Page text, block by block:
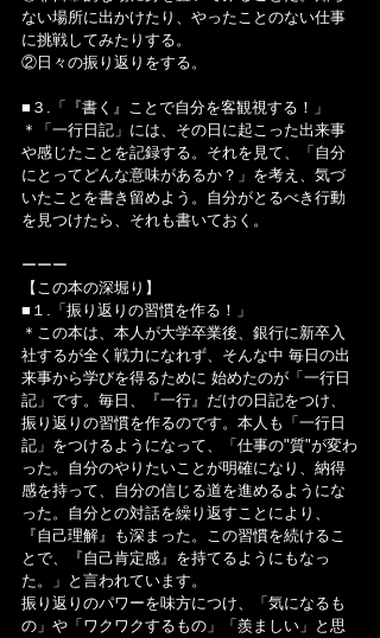
ない場所に出かけたり、やったことのない仕事
に挑戦してみたりする。
②日々の振り返りをする。
■３.「『書く』ことで自分を客観視する！」
＊「一行日記」には、その日に起こった出来事
や感じたことを記録する。それを見て、「自分
にとってどんな意味があるか？」を考え、気づ
いたことを書き留めよう。自分がとるべき行動
を見つけたら、それも書いておく。
ーーー
【この本の深堀り】
■１.「振り返りの習慣を作る！」
＊この本は、本人が大学卒業後、銀行に新卒入
社するが全く戦力になれず、そんな中 毎日の出
来事から学びを得るために 始めたのが「一行日
記」です。毎日、『一行』だけの日記をつけ、
振り返りの習慣を作るのです。本人も「一行日
記」をつけるようになって、「仕事の"質"が変わ
った。自分のやりたいことが明確になり、納得
感を持って、自分の信じる道を進めるようにな
った。自分との対話を繰り返すことにより、
『自己理解』も深まった。この習慣を続けるこ
とで、『自己肯定感』を持てるようにもなっ
た。」と言われています。
振り返りのパワーを味方につけ、「気になるも
の」や「ワクワクするもの」「羨ましい」と思